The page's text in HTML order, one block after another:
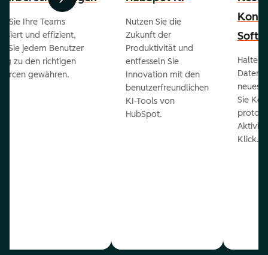
Sie Ihre Teams
und effizient,
Sie jedem Benutzer
zu den richtigen
gewähren.
Nutzen Sie die
Zukunft der
Produktivität und
entfesseln Sie
Innovation mit den
benutzerfreundlichen
KI-Tools von
HubSpot.
Halten
Daten
Sie
Klick.